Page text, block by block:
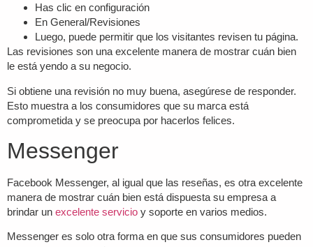
Has clic en configuración
En General/Revisiones
Luego, puede permitir que los visitantes revisen tu página.
Las revisiones son una excelente manera de mostrar cuán bien
le está yendo a su negocio.
Si obtiene una revisión no muy buena, asegúrese de responder.
Esto muestra a los consumidores que su marca está
comprometida y se preocupa por hacerlos felices.
Messenger
Facebook Messenger, al igual que las reseñas, es otra excelente
manera de mostrar cuán bien está dispuesta su empresa a
brindar un excelente servicio y soporte en varios medios.
Messenger es solo otra forma en que sus consumidores pueden